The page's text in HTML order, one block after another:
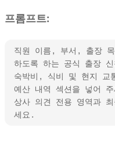
프롬프트:
직원 이름, 부서, 출장
하도록 하는 공식 출장
숙박비, 식비 및 현지 교
예산 내역 섹션을 넣어
상사 의견 전용 영역과
세요.